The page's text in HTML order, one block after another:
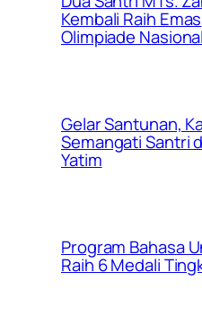
Kembali Raih Emas
Olimpiade Nasional
Gelar Santunan,
Semangati Santri
Yatim
Program Bahasa
Raih 6 Medali